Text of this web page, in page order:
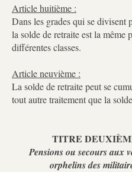
Article huitième :
Dans les grades qui se divisent
la solde de retraite est la même
différentes classes.
Article neuvième :
La solde de retraite peut se
tout autre traitement que la
TITRE
Pensions ou secours aux
orphelins des